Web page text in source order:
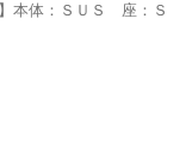
本体：ＳＵＳ 座：Ｓ